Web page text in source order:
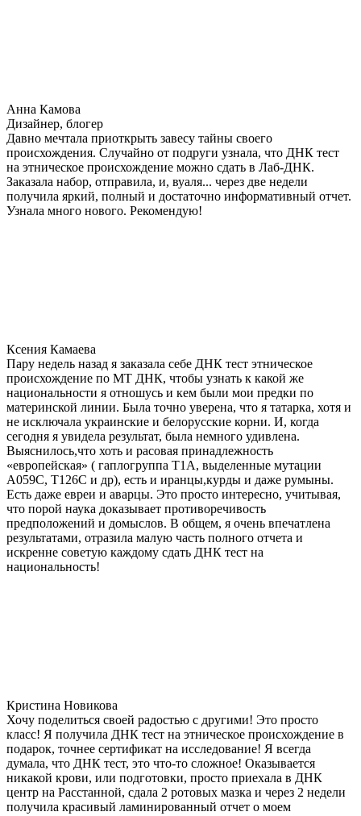
Анна Камова
Дизайнер, блогер
Давно мечтала приоткрыть завесу тайны своего
происхождения. Случайно от подруги узнала, что ДНК тест
на этническое происхождение можно сдать в Лаб-ДНК.
Заказала набор, отправила, и, вуаля... через две недели
получила яркий, полный и достаточно информативный отчет.
Узнала много нового. Рекомендую!
Ксения Камаева
Пару недель назад я заказала себе ДНК тест этническое
происхождение по МТ ДНК, чтобы узнать к какой же
национальности я отношусь и кем были мои предки по
материнской линии. Была точно уверена, что я татарка, хотя и
не исключала украинские и белорусские корни. И, когда
сегодня я увидела результат, была немного удивлена.
Выяснилось,что хоть и расовая принадлежность
«европейская» ( гаплогруппа T1A, выделенные мутации
A059C, T126C и др), есть и иранцы,курды и даже румыны.
Есть даже евреи и аварцы. Это просто интересно, учитывая,
что порой наука доказывает противоречивость
предположений и домыслов. В общем, я очень впечатлена
результатами, отразила малую часть полного отчета и
искренне советую каждому сдать ДНК тест на
национальность!
Кристина Новикова
Хочу поделиться своей радостью с другими! Это просто
класс! Я получила ДНК тест на этническое происхождение в
подарок, точнее сертификат на исследование! Я всегда
думала, что ДНК тест, это что-то сложное! Оказывается
никакой крови, или подготовки, просто приехала в ДНК
центр на Расстанной, сдала 2 ротовых мазка и через 2 недели
получила красивый ламинированный отчет о моем